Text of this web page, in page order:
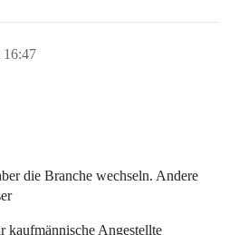
16:47
die Branche wechseln. Andere
kaufmännische Angestellte